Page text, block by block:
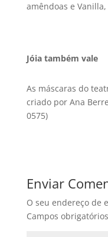
amêndoas e
Jóia também vale
As máscaras do
criado por Ana
0575)
Enviar
O seu endereço de
Campos